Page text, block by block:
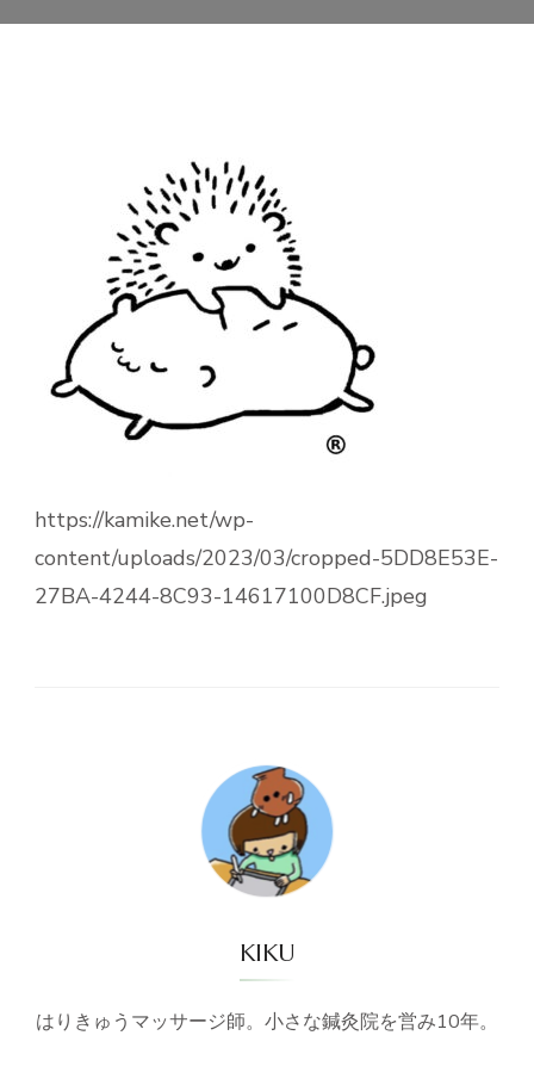
https://kamike.net/wp-
content/uploads/2023/03/cropped-5DD8E53E-
27BA-4244-8C93-14617100D8CF.jpeg
KIKU
はりきゅうマッサージ師。小さな鍼灸院を営み10年。